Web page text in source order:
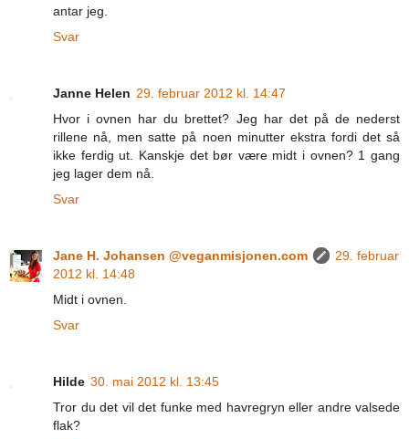
antar jeg.
Svar
Janne Helen 29. februar 2012 kl. 14:47
Hvor i ovnen har du brettet? Jeg har det på de nederst
rillene nå, men satte på noen minutter ekstra fordi det så
ikke ferdig ut. Kanskje det bør være midt i ovnen? 1 gang
jeg lager dem nå.
Svar
Jane H. Johansen @veganmisjonen.com
29. februar
2012 kl. 14:48
Midt i ovnen.
Svar
Hilde 30. mai 2012 kl. 13:45
Tror du det vil det funke med havregryn eller andre valsede
flak?